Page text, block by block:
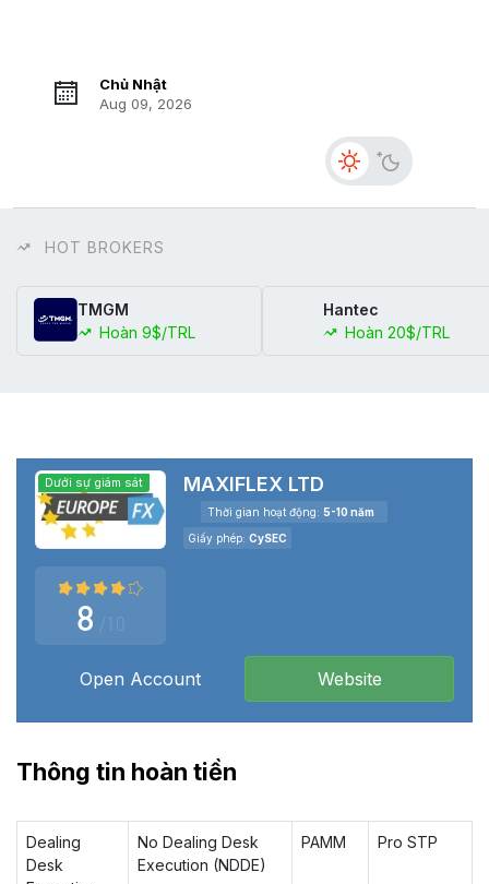
Chủ Nhật
Aug 09, 2026
HOT BROKERS
TMGM
Hoàn 9$/TRL
Hantec
Hoàn 20$/TRL
Dưới sự giám sát
8 /10
MAXIFLEX LTD
Thời gian hoạt động: 5-10 năm
Giấy phép: CySEC
Open Account Website
Thông tin hoàn tiền
Dealing
Desk
No Dealing Desk
Execution (NDDE)
PAMM Pro STP